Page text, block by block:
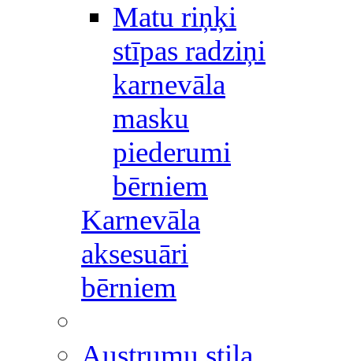
Matu riņķi
stīpas radziņi
karnevāla
masku
piederumi
bērniem
Karnevāla
aksesuāri
bērniem